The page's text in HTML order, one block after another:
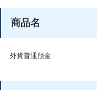
商品名
外貨普通預金